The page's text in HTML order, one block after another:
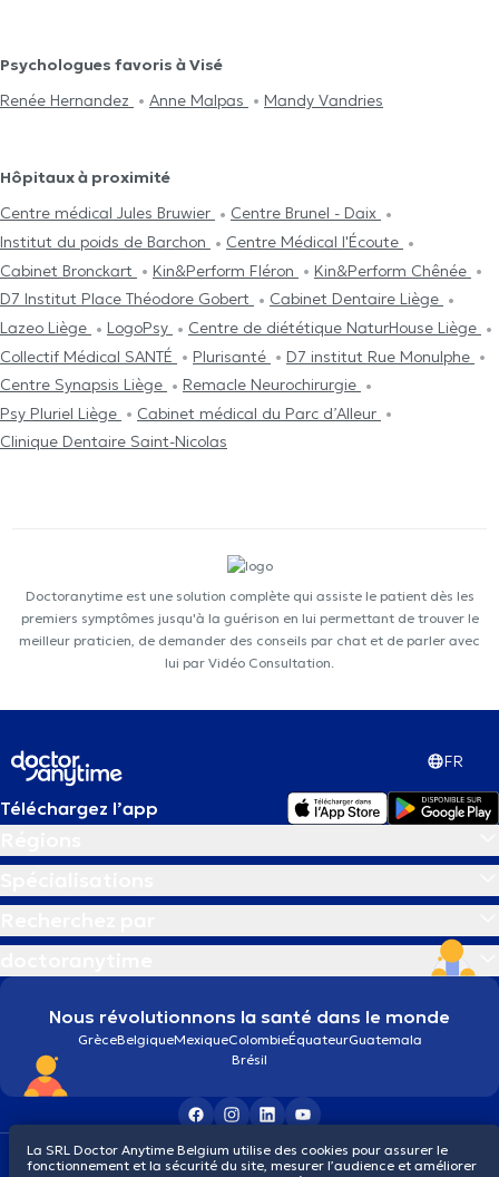
Psychologues favoris à Visé
Renée Hernandez
Anne Malpas Mandy Vandries
Hôpitaux à proximité
Centre médical Jules Bruwier
Centre Brunel - Daix
Institut du poids de Barchon
Centre Médical l'Écoute
Cabinet Bronckart
Kin&Perform Fléron
Kin&Perform Chênée
D7 Institut Place Théodore Gobert
Cabinet Dentaire Liège
Lazeo Liège
LogoPsy
Centre de diététique NaturHouse Liège
Collectif Médical SANTÉ
Plurisanté
D7 institut Rue Monulphe
Centre Synapsis Liège
Remacle Neurochirurgie
Psy Pluriel Liège
Cabinet médical du Parc d’Alleur
Clinique Dentaire Saint-Nicolas
Doctoranytime est une solution complète qui assiste le patient dès les
premiers symptômes jusqu'à la guérison en lui permettant de trouver le
meilleur praticien, de demander des conseils par chat et de parler avec
lui par Vidéo Consultation.
FR
Téléchargez l’app
Nous révolutionnons la santé dans le monde
GrèceBelgiqueMexiqueColombieÉquateurGuatemala
Brésil
Conditions généralesCookiesPolitique de confidentialité
La SRL Doctor Anytime Belgium utilise des cookies pour assurer le
fonctionnement et la sécurité du site, mesurer l’audience et améliorer